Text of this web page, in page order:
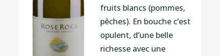
fruits blancs (pommes,
pêches). En bouche c’est
opulent, d’une belle
richesse avec une